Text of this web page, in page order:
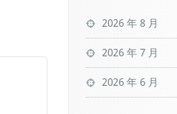
2026 年 8 月
2026 年 7 月
2026 年 6 月